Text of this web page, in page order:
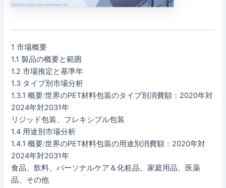
1 市場概要
1.1 製品の概要と範囲
1.2 市場推定と基準年
1.3 タイプ別市場分析
1.3.1 概要:世界のPET材料包装のタイプ別消費額：2020年対
2024年対2031年
リジッド包装、フレキシブル包装
1.4 用途別市場分析
1.4.1 概要:世界のPET材料包装の用途別消費額：2020年対
2024年対2031年
食品、飲料、パーソナルケア＆化粧品、家庭用品、医薬
品、その他